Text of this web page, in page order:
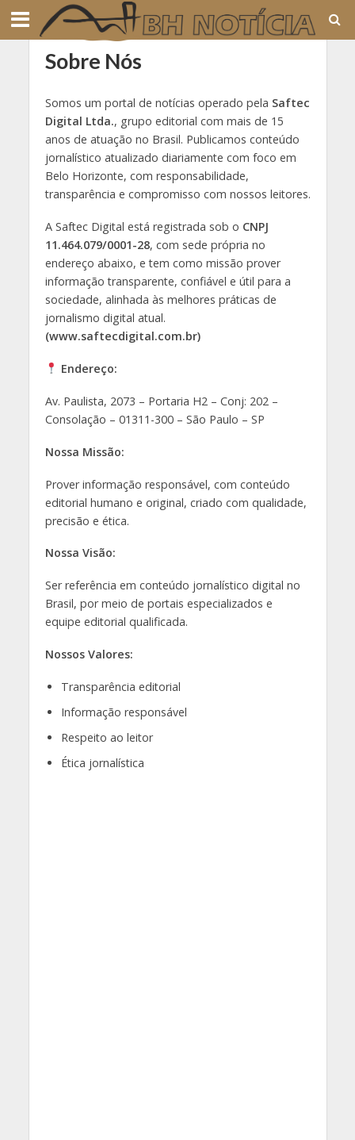
Sobre Nós
Somos um portal de notícias operado pela Saftec
Digital Ltda., grupo editorial com mais de 15
anos de atuação no Brasil. Publicamos conteúdo
jornalístico atualizado diariamente com foco em
Belo Horizonte, com responsabilidade,
transparência e compromisso com nossos leitores.
A Saftec Digital está registrada sob o CNPJ
11.464.079/0001-28, com sede própria no
endereço abaixo, e tem como missão prover
informação transparente, confiável e útil para a
sociedade, alinhada às melhores práticas de
jornalismo digital atual.
(www.saftecdigital.com.br)
Endereço:
Av. Paulista, 2073 – Portaria H2 – Conj: 202 –
Consolação – 01311-300 – São Paulo – SP
Nossa Missão:
Prover informação responsável, com conteúdo
editorial humano e original, criado com qualidade,
precisão e ética.
Nossa Visão:
Ser referência em conteúdo jornalístico digital no
Brasil, por meio de portais especializados e
equipe editorial qualificada.
Nossos Valores:
Transparência editorial
Informação responsável
Respeito ao leitor
Ética jornalística